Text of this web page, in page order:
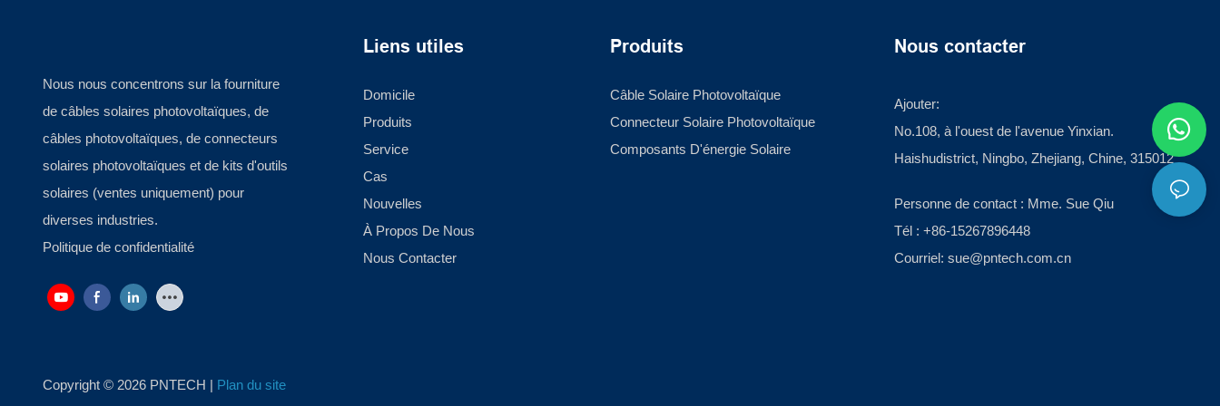
Nous nous concentrons sur la fourniture
de câbles solaires photovoltaïques, de
câbles photovoltaïques, de connecteurs
solaires photovoltaïques et de kits d'outils
solaires (ventes uniquement) pour
diverses industries.
Politique de confidentialité
Liens utiles
Domicile
Produits
Service
Cas
Nouvelles
À Propos De Nous
Nous Contacter
Produits
Câble Solaire Photovoltaïque
Connecteur Solaire Photovoltaïque
Composants D'énergie Solaire
Nous contacter
Ajouter:
No.108, à l'ouest de l'avenue Yinxian.
Haishudistrict, Ningbo, Zhejiang, Chine, 315012
Personne de contact : Mme. Sue Qiu
Tél : +86-15267896448
Courriel: sue@pntech.com.cn
Copyright © 2026 PNTECH | Plan du site